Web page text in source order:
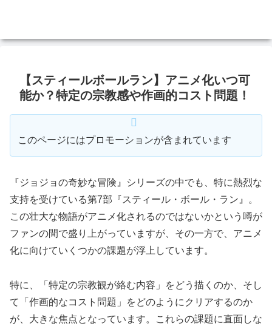
【スティールボールラン】アニメ化いつ可
能か？特定の宗教感や作画的コスト問題！
このページにはプロモーションが含まれています
『ジョジョの奇妙な冒険』シリーズの中でも、特に熱烈な
支持を受けている第7部『スティール・ボール・ラン』。
この壮大な物語がアニメ化されるのではないかという噂が
ファンの間で盛り上がっていますが、その一方で、アニメ
化に向けていくつかの課題が浮上しています。
特に、「特定の宗教観が絡む内容」をどう描くのか、そし
て「作画的なコスト問題」をどのようにクリアするのか
が、大きな焦点となっています。これらの課題に直面しな